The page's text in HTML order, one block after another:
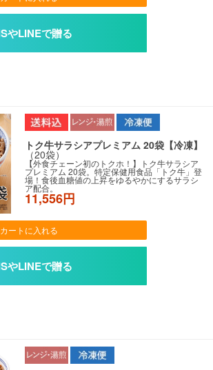
トク牛サラシアプレミアム 20袋【冷凍】
（20袋）
【外食チェーン初のトクホ！】トク牛サラシア
プレミアム 20袋。特定保健用食品「トク牛」登
場！食後血糖値の上昇をゆるやかにするサラシ
ア配合。
11,556円
カートに入れる